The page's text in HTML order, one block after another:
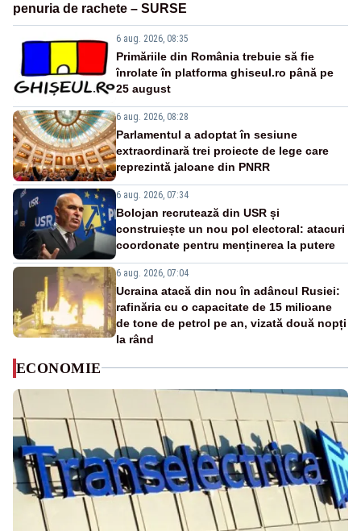
penuria de rachete – SURSE
6 aug. 2026, 08:35
Primăriile din România trebuie să fie
înrolate în platforma ghiseul.ro până pe
25 august
6 aug. 2026, 08:28
Parlamentul a adoptat în sesiune
extraordinară trei proiecte de lege care
reprezintă jaloane din PNRR
6 aug. 2026, 07:34
Bolojan recrutează din USR și
construiește un nou pol electoral: atacuri
coordonate pentru menținerea la putere
6 aug. 2026, 07:04
Ucraina atacă din nou în adâncul Rusiei:
rafinăria cu o capacitate de 15 milioane
de tone de petrol pe an, vizată două nopți
la rând
ECONOMIE